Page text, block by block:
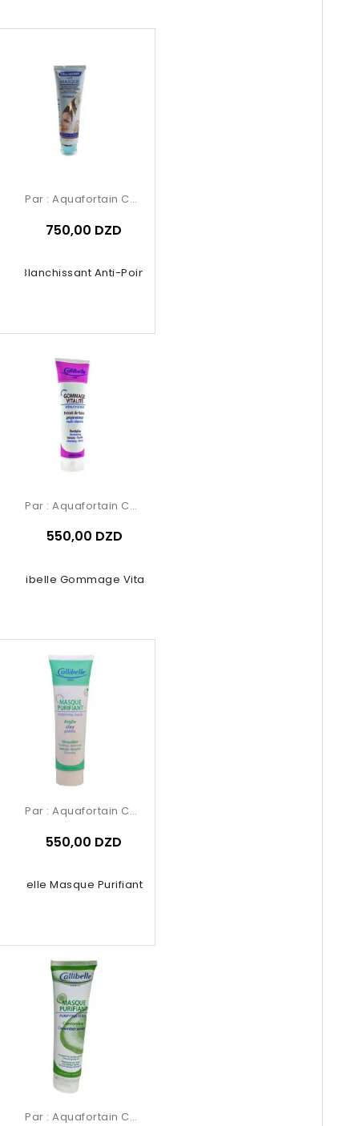
Blanchissant Anti-Points Noirs...
Par : Aquafortain Cosmetics
750,00 DZD
Calibelle Gommage Vitalité
Par : Aquafortain Cosmetics
550,00 DZD
Masque Purifiant Argil
Par : Aquafortain Cosmetics
550,00 DZD
Par : Aquafortain Cosmetics